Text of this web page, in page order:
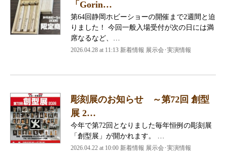
「Gorin…
第64回静岡ホビーショーの開催まで2週間と迫
りました！ 今回一般入場受付が次の日には満
席なるなど、…
2026.04.28 at 11:13 新着情報 展示会･実演情報
彫刻展のお知らせ ～第72回 創型
展 2…
今年で第72回となりました毎年恒例の彫刻展
「創型展」が開かれます。 …
2026.04.22 at 10:00 新着情報 展示会･実演情報